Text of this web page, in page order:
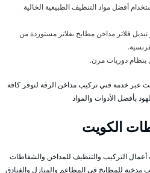
أفضل مواد التنظيف الطبيعية الخالية
فلاتر مداخن مطابخ بفلاتر مستوردة من
عبر خدمة فني تركيب مداخن الرقة لنوفر كافة
بأفضل الأدوات والمواد
الكويت
أعمال التركيب والتنظيف للمداخن والشفاطات
مدخنة للمطابخ في المطاعم والمنازل والفنادق